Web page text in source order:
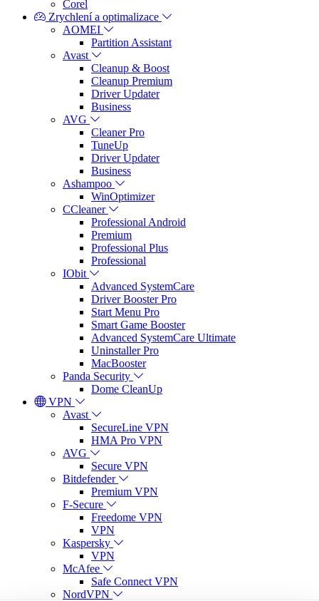
Corel
Zrychlení a optimalizace
AOMEI
Partition Assistant
Avast
Cleanup & Boost
Cleanup Premium
Driver Updater
Business
AVG
Cleaner Pro
TuneUp
Driver Updater
Business
Ashampoo
WinOptimizer
CCleaner
Professional Android
Premium
Professional Plus
Professional
IObit
Advanced SystemCare
Driver Booster Pro
Start Menu Pro
Smart Game Booster
Advanced SystemCare Ultimate
Uninstaller Pro
MacBooster
Panda Security
Dome CleanUp
VPN
Avast
SecureLine VPN
HMA Pro VPN
AVG
Secure VPN
Bitdefender
Premium VPN
F-Secure
Freedome VPN
VPN
Kaspersky
VPN
McAfee
Safe Connect VPN
NordVPN